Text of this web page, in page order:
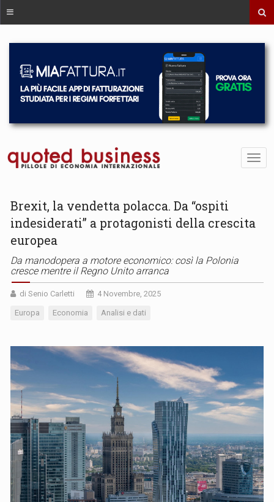
Brexit, la vendetta polacca. Da “ospiti
indesiderati” a protagonisti della crescita
europea
Da manodopera a motore economico: così la Polonia
cresce mentre il Regno Unito arranca
di Senio Carletti 4 Novembre, 2025
Europa Economia Analisi e dati